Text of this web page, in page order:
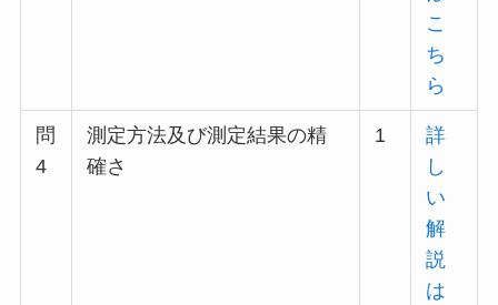
こ
ち
ら
問
4
測定方法及び測定結果の精
確さ
1
詳
し
い
解
説
は